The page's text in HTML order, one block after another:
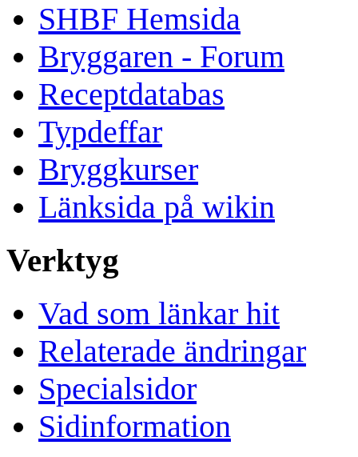
SHBF Hemsida
Bryggaren - Forum
Receptdatabas
Typdeffar
Bryggkurser
Länksida på wikin
Verktyg
Vad som länkar hit
Relaterade ändringar
Specialsidor
Sidinformation